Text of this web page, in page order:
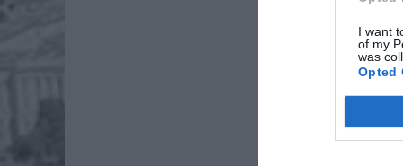
I want
of my
was
Opted